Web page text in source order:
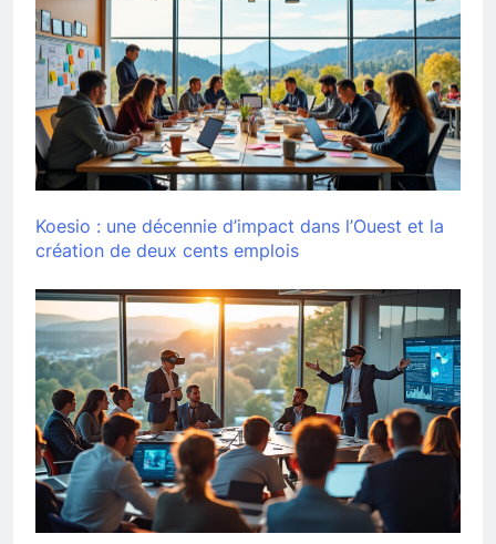
Koesio : une décennie d’impact dans l’Ouest et la
création de deux cents emplois